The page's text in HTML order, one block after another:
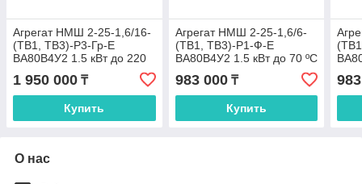
Агрегат НMШ 2-25-1,6/16-
(ТВ1, ТВ3)-Р3-Гр-E
ВА80В4У2 1.5 кВт до 220
1 950 000 ₸
Купить
Агрегат НMШ 2-25-1,6/6-
(ТВ1, ТВ3)-Р1-Ф-E
ВА80В4У2 1.5 кВт до 70 ºС
983 000₸
Купить
О нас